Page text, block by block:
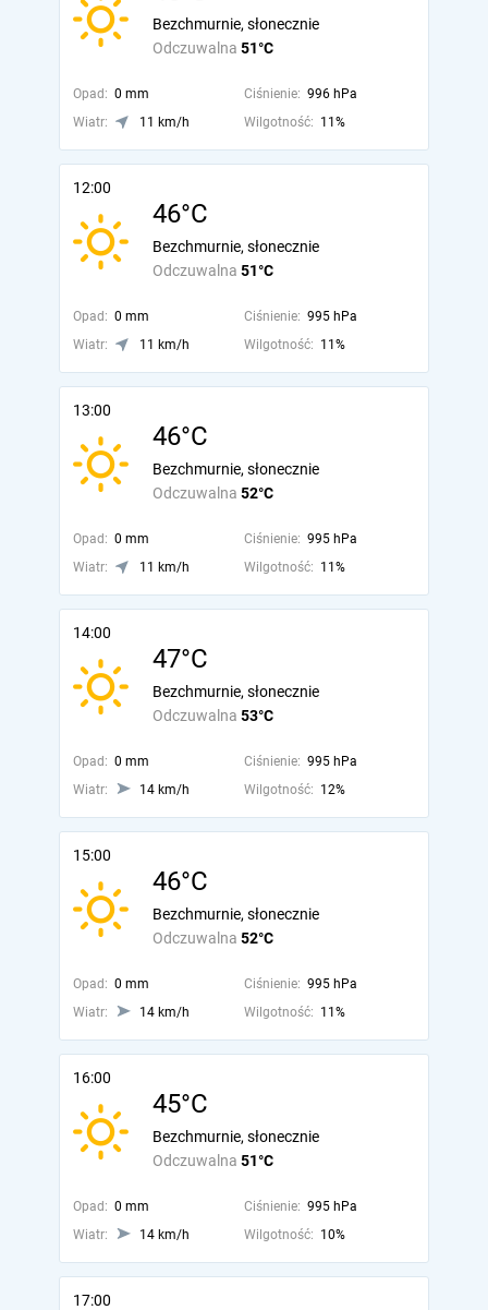
Odczuwalna 51°C
Bezchmurnie, słonecznie
Opad: 0 mm Ciśnienie: 996 hPa
Wiatr:
11 km/h Wilgotność: 11%
12:00
46°C
Odczuwalna 51°C
Bezchmurnie, słonecznie
Opad: 0 mm Ciśnienie: 995 hPa
Wiatr:
11 km/h Wilgotność: 11%
13:00
46°C
Odczuwalna 52°C
Bezchmurnie, słonecznie
Opad: 0 mm Ciśnienie: 995 hPa
Wiatr:
11 km/h Wilgotność: 11%
14:00
47°C
Odczuwalna 53°C
Bezchmurnie, słonecznie
Opad: 0 mm Ciśnienie: 995 hPa
Wiatr:
14 km/h Wilgotność: 12%
15:00
46°C
Odczuwalna 52°C
Bezchmurnie, słonecznie
Opad: 0 mm Ciśnienie: 995 hPa
Wiatr:
14 km/h Wilgotność: 11%
16:00
45°C
Odczuwalna 51°C
Bezchmurnie, słonecznie
Opad: 0 mm Ciśnienie: 995 hPa
Wiatr:
14 km/h Wilgotność: 10%
17:00